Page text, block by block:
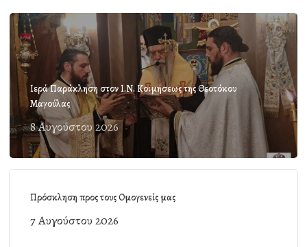
Ιερά Παράκληση στον Ι.Ν. Κοιμήσεως της Θεοτόκου
Μαγούλας
8 Αυγούστου 2026
Πρόσκληση προς τους Ομογενείς μας
7 Αυγούστου 2026